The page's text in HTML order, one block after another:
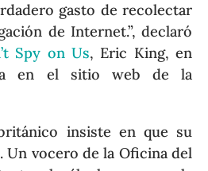
gasto de recolectar
de Internet.”, declaró
Spy on Us, Eric King, en
en el sitio web de la
insiste en que su
vocero de la Oficina del